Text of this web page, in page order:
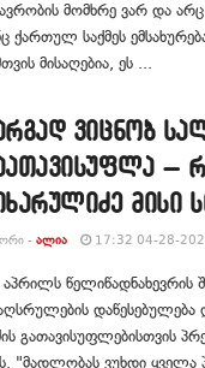
მომხრე ვარ და არც
ქართულ საქმეს
მისაღებია, ეს ...
ვიცნობ
–
მისი
- ᲐᲚᲘᲐ 17:32 04-28-
აპ­რილს წე­ლი­წად­ნა­ხევ­რის
და­წე­სე­ბუ­ლე­ბა
გა­თა­ვი­სუფ­ლე­ბის­თვის
"მად­ლო­ბას ვუხ­დი